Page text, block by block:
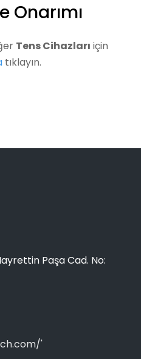
Onarımı
Tens Cihazları için
tıklayın.
Paşa Cad. No:
'